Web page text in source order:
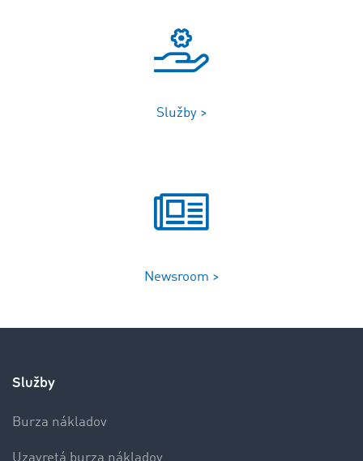
Služby >
Newsroom >
Služby
Burza nákladov
Uzavretá burza nákladov